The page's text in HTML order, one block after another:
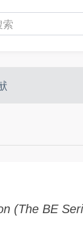
(The BE